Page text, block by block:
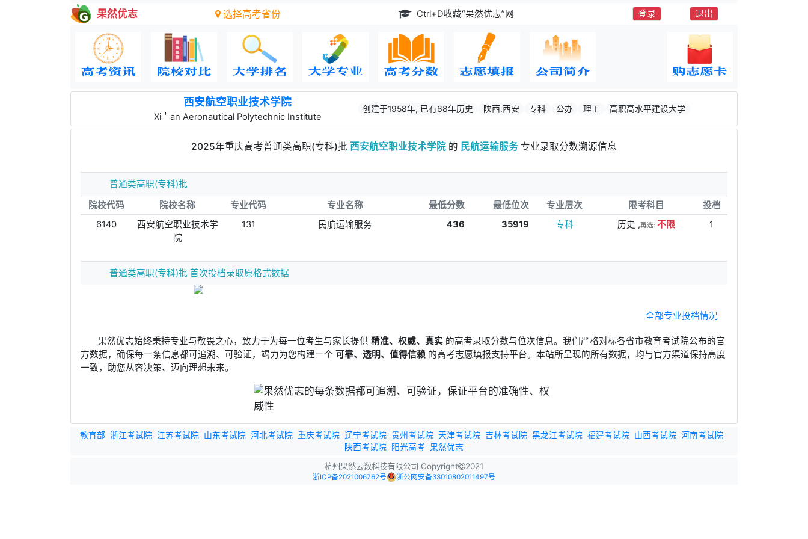
果然优志 选择高考省份 Ctrl+D收藏“果然优志”网 登录 退出
西安航空职业技术学院
Xi＇an Aeronautical Polytechnic Institute
创建于1958年, 已有68年历史 陕西.西安 专科 公办 理工 高职高水平建设大学
2025年重庆高考普通类高职(专科)批 西安航空职业技术学院 的 民航运输服务 专业录取分数溯源信息
普通类高职(专科)批
院校代码
院校名称 专业代码 专业名称 最低分数 最低位次 专业层次 限考科目
投档
6140
西安航空职业技术学
院
131 民航运输服务 436 35919 专科 历史 ,再选: 不限 1
普通类高职(专科)批 首次投档录取原格式数据
全部专业投档情况
果然优志始终秉持专业与敬畏之心，致力于为每一位考生与家长提供精准、权威、真实 的高考录取分数与位次信息。我们严格对标各省市教育考试院公布的官
方数据，确保每一条信息都可追溯、可验证，竭力为您构建一个 可靠、透明、值得信赖 的高考志愿填报支持平台。本站所呈现的所有数据，均与官方渠道保持高度
一致，助您从容决策、迈向理想未来。
教育部 浙江考试院 江苏考试院 山东考试院 河北考试院 重庆考试院 辽宁考试院 贵州考试院 天津考试院 吉林考试院 黑龙江考试院 福建考试院 山西考试院 河南考试院
陕西考试院 阳光高考 果然优志
杭州果然云数科技有限公司 Copyright
2021
浙ICP备2021006762号 浙公网安备33010802011497号